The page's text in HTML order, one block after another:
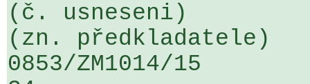
(č. usneseni)
(zn. předkladatele)
0853/ZM1014/15